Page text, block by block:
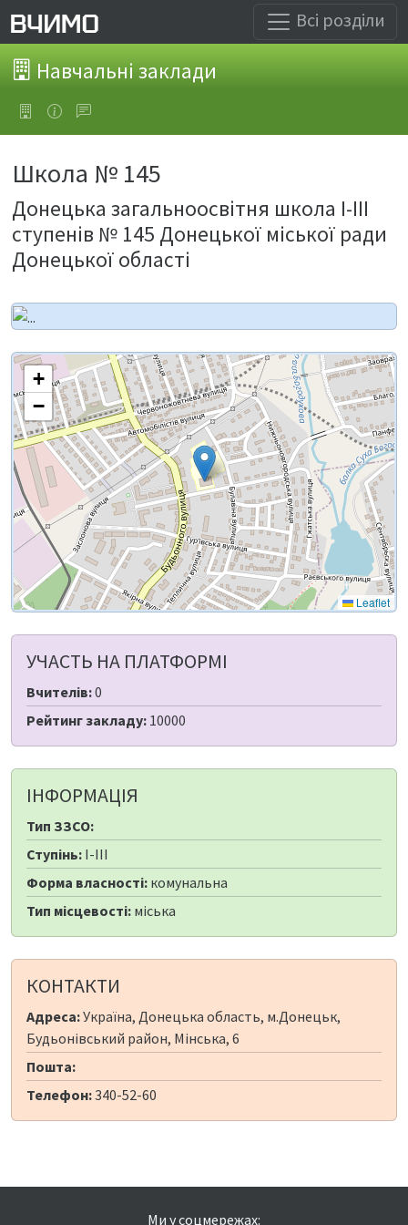
Всі розділи
Навчальні заклади
Школа № 145
Донецька загальноосвітня школа І-ІІІ
ступенів № 145 Донецької міської ради
Донецької області
+
−
Leaflet
УЧАСТЬ НА ПЛАТФОРМІ
Вчителів:0
Рейтинг закладу: 10000
ІНФОРМАЦІЯ
Тип ЗЗСО:
Ступінь: I-III
Форма власності: комунальна
Тип місцевості: міська
КОНТАКТИ
Адреса:Україна, Донецька область, м.Донецьк,
Будьонівський район, Мінська, 6
Пошта:
Телефон:340-52-60
Ми у соцмережах: